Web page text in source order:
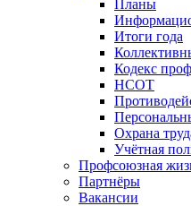
Планы
Итоги года
Кодекс
НСОТ
Охрана
Учётная
Профсоюзная
Партнёры
Вакансии